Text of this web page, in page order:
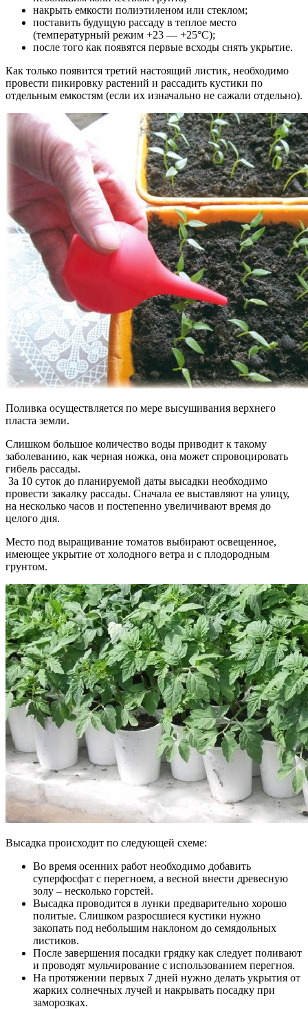
накрыть емкости полиэтиленом или стеклом;
поставить будущую рассаду в теплое место
(температурный режим +23 — +25°С);
после того как появятся первые всходы снять укрытие.
Как только появится третий настоящий листик, необходимо
провести пикировку растений и рассадить кустики по
отдельным емкостям (если их изначально не сажали отдельно).
Поливка осуществляется по мере высушивания верхнего
пласта земли.
Слишком большое количество воды приводит к такому
заболеванию, как черная ножка, она может спровоцировать
гибель рассады.
За 10 суток до планируемой даты высадки необходимо
провести закалку рассады. Сначала ее выставляют на улицу,
на несколько часов и постепенно увеличивают время до
целого дня.
Место под выращивание томатов выбирают освещенное,
имеющее укрытие от холодного ветра и с плодородным
грунтом.
Высадка происходит по следующей схеме:
Во время осенних работ необходимо добавить
суперфосфат с перегноем, а весной внести древесную
золу – несколько горстей.
Высадка проводится в лунки предварительно хорошо
политые. Слишком разросшиеся кустики нужно
закопать под небольшим наклоном до семядольных
листиков.
После завершения посадки грядку как следует поливают
и проводят мульчирование с использованием перегноя.
На протяжении первых 7 дней нужно делать укрытия от
жарких солнечных лучей и накрывать посадку при
заморозках.